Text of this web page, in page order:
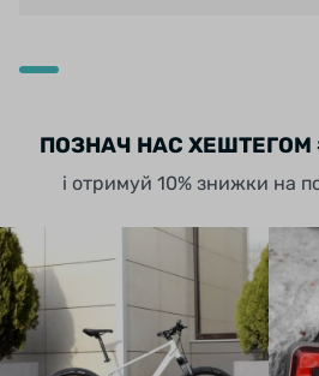
ПОЗНАЧ НАС ХЕШТЕГОМ
і отримуй 10% знижки на